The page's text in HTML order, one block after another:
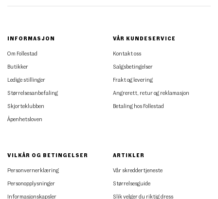
INFORMASJON
Om Follestad
Butikker
Ledige stillinger
Størrelsesanbefaling
Skjorteklubben
Åpenhetsloven
VÅR KUNDESERVICE
Kontakt oss
Salgsbetingelser
Frakt og levering
Angrerett, retur og reklamasjon
Betaling hos Follestad
VILKÅR OG BETINGELSER
Personvernerklæring
Personopplysninger
Informasjonskapsler
ARTIKLER
Vår skreddertjeneste
Størrelsesguide
Slik velger du riktig dress